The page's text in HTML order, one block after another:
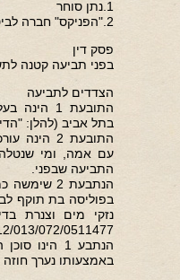
1.נתן סוחר
2."הפניקס" חברה לביטוח בע"מ
פסק דין
בפני תביעה קטנה לתשלום
הצדדים לתביעה
התובעת 1
בתל אביב (להלן:
התובעת 2
עם אמה, ומי
התביעה שבפני.
בפוליסה בת תוקף
נזקי מים וצנרת
12/013/072/0511477 (להלן: "
באמצעותו נערך חוזה